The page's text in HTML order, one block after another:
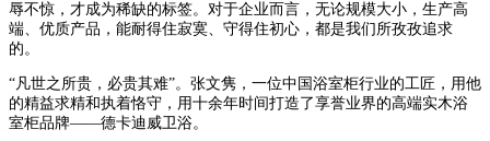
辱不惊，才成为稀缺的标签。对于企业而言，无论规模大小，生产高
端、优质产品，能耐得住寂寞、守得住初心，都是我们所孜孜追求
的。
“凡世之所贵，必贵其难”。张文隽，一位中国浴室柜行业的工匠，用他
的精益求精和执着恪守，用十余年时间打造了享誉业界的高端实木浴
室柜品牌——德卡迪威卫浴。